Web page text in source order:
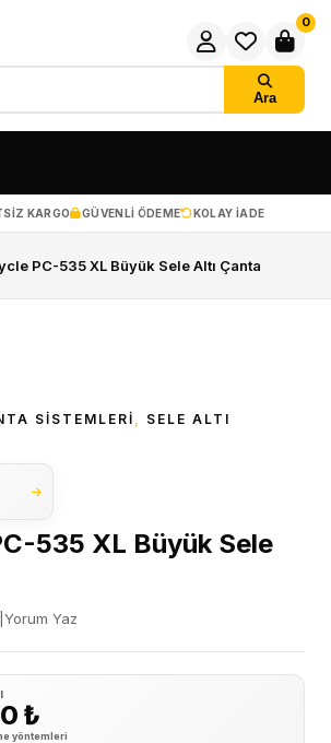
Ara
0
KARGO GÜVENLI ÖDEME KOLAY IADE
PC-535 XL Büyük Sele Altı Çanta
SISTEMLERI
SELE ALTI
535 XL Büyük Sele
Yorum Yaz
₺
yöntemleri